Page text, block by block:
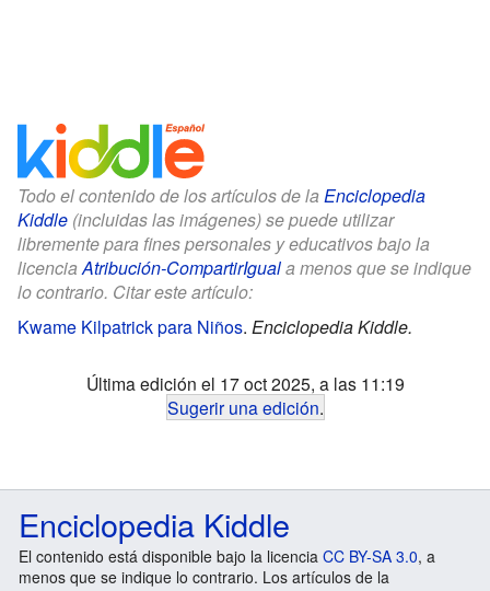
Todo el contenido de los artículos de la Enciclopedia
Kiddle (incluidas las imágenes) se puede utilizar
libremente para fines personales y educativos bajo la
licenciaAtribución-CompartirIguala menos que se indique
lo contrario. Citar este artículo:
Kwame Kilpatrick para Niños. Enciclopedia Kiddle.
Última edición el 17 oct 2025, a las 11:19
Sugerir una edición.
Enciclopedia Kiddle
El contenido está disponible bajo la licencia CC BY-SA 3.0, a
menos que se indique lo contrario. Los artículos de la